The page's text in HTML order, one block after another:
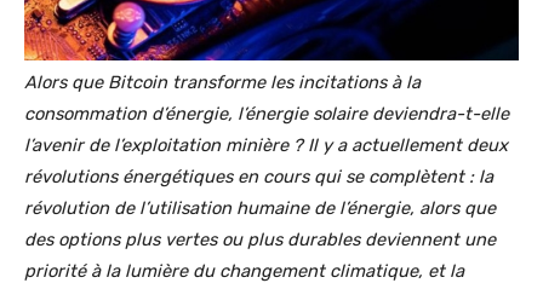
Alors que Bitcoin transforme les incitations à la
consommation d’énergie, l’énergie solaire deviendra-t-elle
l’avenir de l’exploitation minière ? Il y a actuellement deux
révolutions énergétiques en cours qui se complètent : la
révolution de l’utilisation humaine de l’énergie, alors que
des options plus vertes ou plus durables deviennent une
priorité à la lumière du changement climatique, et la